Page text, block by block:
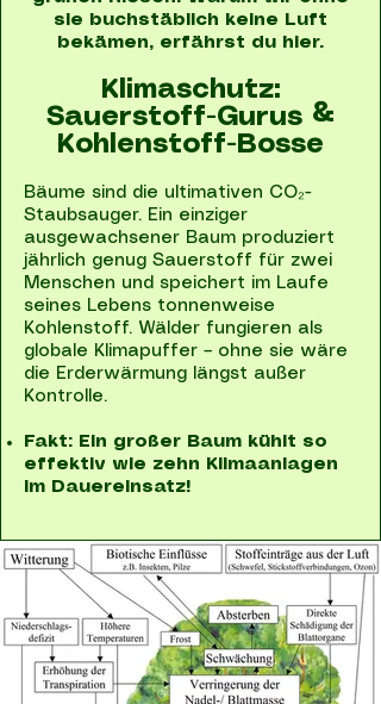
sie buchstäblich keine Luft
bekämen, erfährst du hier.
Klimaschutz:
Sauerstoff-Gurus &
Kohlenstoff-Bosse
Bäume sind die ultimativen CO₂-
Staubsauger. Ein einziger
ausgewachsener Baum produziert
jährlich genug Sauerstoff für zwei
Menschen und speichert im Laufe
seines Lebens tonnenweise
Kohlenstoff. Wälder fungieren als
globale Klimapuffer – ohne sie wäre
die Erderwärmung längst außer
Kontrolle.
Fakt: Ein großer Baum kühlt so
effektiv wie zehn Klimaanlagen
im Dauereinsatz!